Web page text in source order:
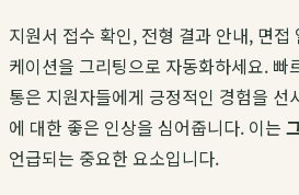
지원서 접수 확인, 전형 결과 안내, 면접
케이션을 그리팅으로 자동화하세요. 빠
통은 지원자들에게 긍정적인 경험을 선
에 대한 좋은 인상을 심어줍니다. 이는
언급되는 중요한 요소입니다.